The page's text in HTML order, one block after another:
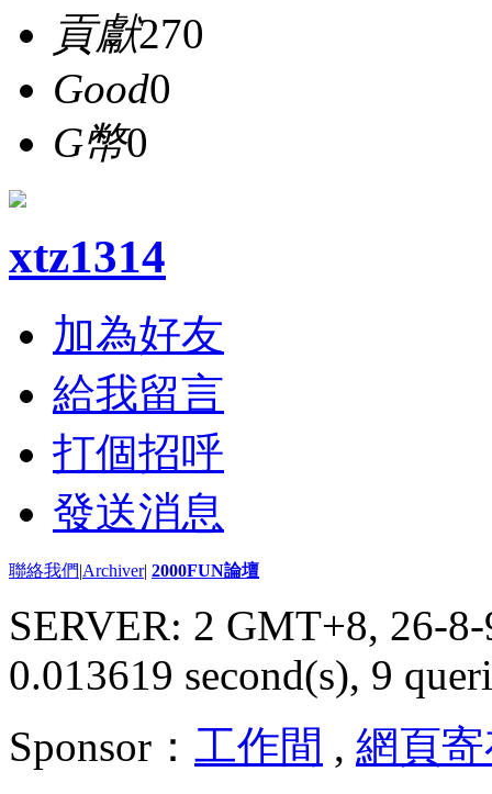
貢獻270
Good0
G幣0
xtz1314
加為好友
給我留言
打個招呼
發送消息
聯絡我們|Archiver| 2000FUN論壇
SERVER: 2 GMT+8, 26-
0.013619 second(s), 9
Sponsor： 工作間 , 網頁